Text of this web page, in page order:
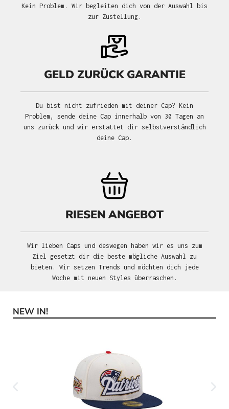
Kein Problem. Wir begleiten dich von der Auswahl bis
zur Zustellung.
GELD ZURÜCK GARANTIE
Du bist nicht zufrieden mit deiner Cap? Kein
Problem, sende deine Cap innerhalb von 30 Tagen an
uns zurück und wir erstattet dir selbstverständlich
deine Cap.
RIESEN ANGEBOT
Wir lieben Caps und deswegen haben wir es uns zum
Ziel gesetzt dir die beste mögliche Auswahl zu
bieten. Wir setzen Trends und möchten dich jede
Woche mit neuen Styles überraschen.
Produktgalerie überspringen
NEW IN!